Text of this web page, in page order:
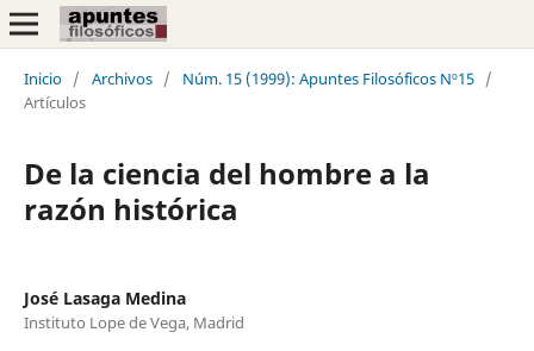
Inicio / Archivos / Núm. 15 (1999): Apuntes Filosóficos Nº15 /
Artículos
De la ciencia del hombre a la
razón histórica
José Lasaga Medina
Instituto Lope de Vega, Madrid